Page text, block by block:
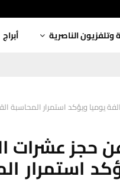
وتلفزيون الناصرية أبراج
يوميا ويؤكد استمرار المحاسبة
حجز عشرات
استمرار